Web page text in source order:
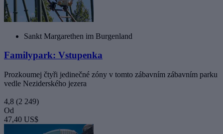
Sankt Margarethen im Burgenland
Familypark: Vstupenka
Prozkoumej čtyři jedinečné zóny v tomto zábavním zábavním parku
vedle Neziderského jezera
4,8 (2 249)
Od
47,40 US$